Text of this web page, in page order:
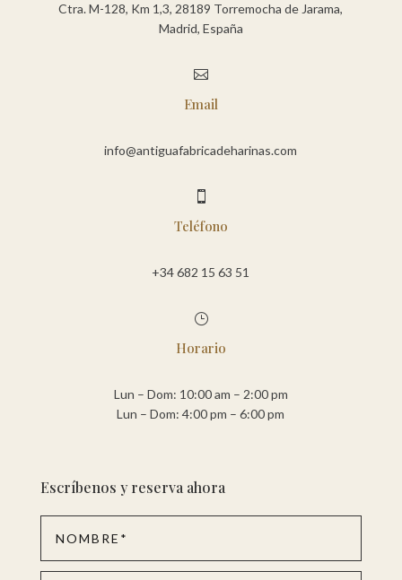
Ctra. M-128, Km 1,3, 28189 Torremocha de Jarama,
Madrid, España

Email
info@antiguafabricadeharinas.com

Teléfono
+34 682 15 63 51
}
Horario
Lun – Dom: 10:00 am – 2:00 pm
Lun – Dom: 4:00 pm – 6:00 pm
Escríbenos y reserva ahora